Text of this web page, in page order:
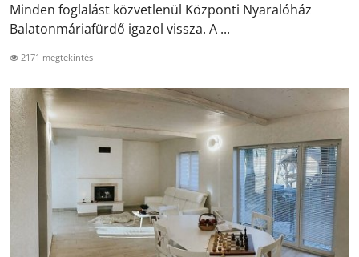
Minden foglalást közvetlenül Központi Nyaralóház
Balatonmáriafürdő igazol vissza. A ...
2171 megtekintés